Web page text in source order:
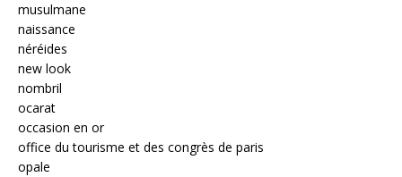
musulmane
naissance
néréides
new look
nombril
ocarat
occasion en or
office du tourisme et des congrès de paris
opale